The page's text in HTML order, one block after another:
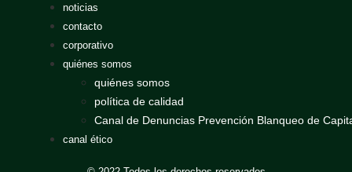
noticias
contacto
corporativo
quiénes somos
quiénes somos
política de calidad
Canal de Denuncias Prevención Blanqueo de
canal ético